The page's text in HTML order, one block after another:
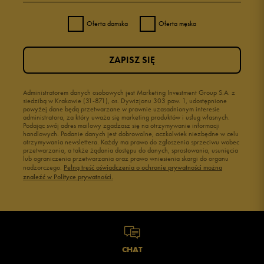
Oferta damska Oferta męska
Administratorem danych osobowych jest Marketing Investment Group S.A. z
siedzibą w Krakowie (31-871), os. Dywizjonu 303 paw. 1, udostępnione
powyżej dane będą przetwarzane w prawnie uzasadnionym interesie
administratora, za który uważa się marketing produktów i usług własnych.
Podając swój adres mailowy zgadzasz się na otrzymywanie informacji
handlowych. Podanie danych jest dobrowolne, aczkolwiek niezbędne w celu
otrzymywania newslettera. Każdy ma prawo do zgłoszenia sprzeciwu wobec
przetwarzania, a także żądania dostępu do danych, sprostowania, usunięcia
lub ograniczenia przetwarzania oraz prawo wniesienia skargi do organu
nadzorczego. Pełną treść oświadczenia o ochronie prywatności można
znaleźć w Polityce prywatności.
ZAPISZ SIĘ
CHAT